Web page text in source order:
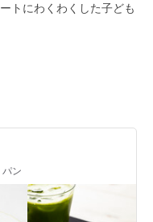
トにわくわくした子ども
ン